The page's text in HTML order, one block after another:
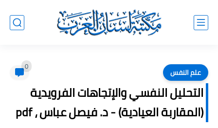
علم النفس 0
التحليل النفسي والإتجاهات الفرويدية
(المقاربة العيادية) - د. فيصل عباس ، pdf